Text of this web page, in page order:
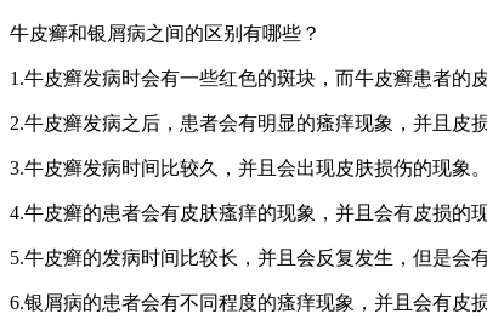
牛皮癣和银屑病之间的区别有哪些？
1.牛皮癣发病时会有一些红色的斑块，而牛皮癣患者的
2.牛皮癣发病之后，患者会有明显的瘙痒现象，并且皮
3.牛皮癣发病时间比较久，并且会出现皮肤损伤的现象。
4.牛皮癣的患者会有皮肤瘙痒的现象，并且会有皮损的现
5.牛皮癣的发病时间比较长，并且会反复发生，但是会
6.银屑病的患者会有不同程度的瘙痒现象，并且会有皮